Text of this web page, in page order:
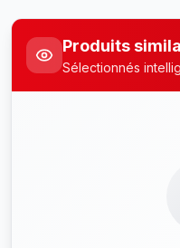
Produits
Sélectionnés